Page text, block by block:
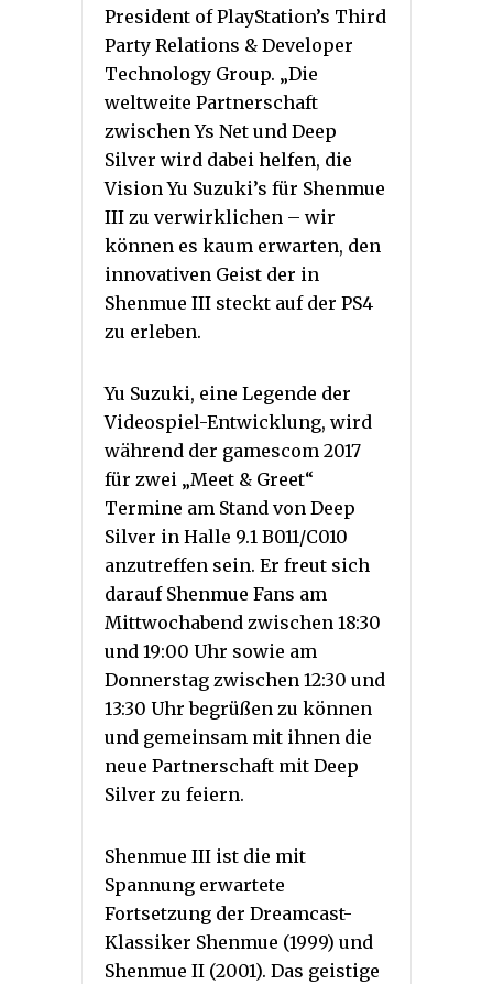
President of PlayStation’s Third
Party Relations & Developer
Technology Group. „Die
weltweite Partnerschaft
zwischen Ys Net und Deep
Silver wird dabei helfen, die
Vision Yu Suzuki’s für Shenmue
III zu verwirklichen – wir
können es kaum erwarten, den
innovativen Geist der in
Shenmue III steckt auf der PS4
zu erleben.
Yu Suzuki, eine Legende der
Videospiel-Entwicklung, wird
während der gamescom 2017
für zwei „Meet & Greet“
Termine am Stand von Deep
Silver in Halle 9.1 B011/C010
anzutreffen sein. Er freut sich
darauf Shenmue Fans am
Mittwochabend zwischen 18:30
und 19:00 Uhr sowie am
Donnerstag zwischen 12:30 und
13:30 Uhr begrüßen zu können
und gemeinsam mit ihnen die
neue Partnerschaft mit Deep
Silver zu feiern.
Shenmue III ist die mit
Spannung erwartete
Fortsetzung der Dreamcast-
Klassiker Shenmue (1999) und
Shenmue II (2001). Das geistige